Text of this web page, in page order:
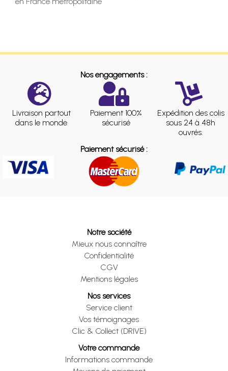
Nos engagements :
Livraison partout
dans le monde
Paiement 100%
sécurisé
Expédition des colis
sous 24 à 48h
ouvrés.
Paiement sécurisé :
Notre société
Mieux nous connaître
Confidentialité
CGV
Mentions légales
Nos services
Service client
Vos témoignages
Clic & Collect (DRIVE)
Votre commande
Informations commande